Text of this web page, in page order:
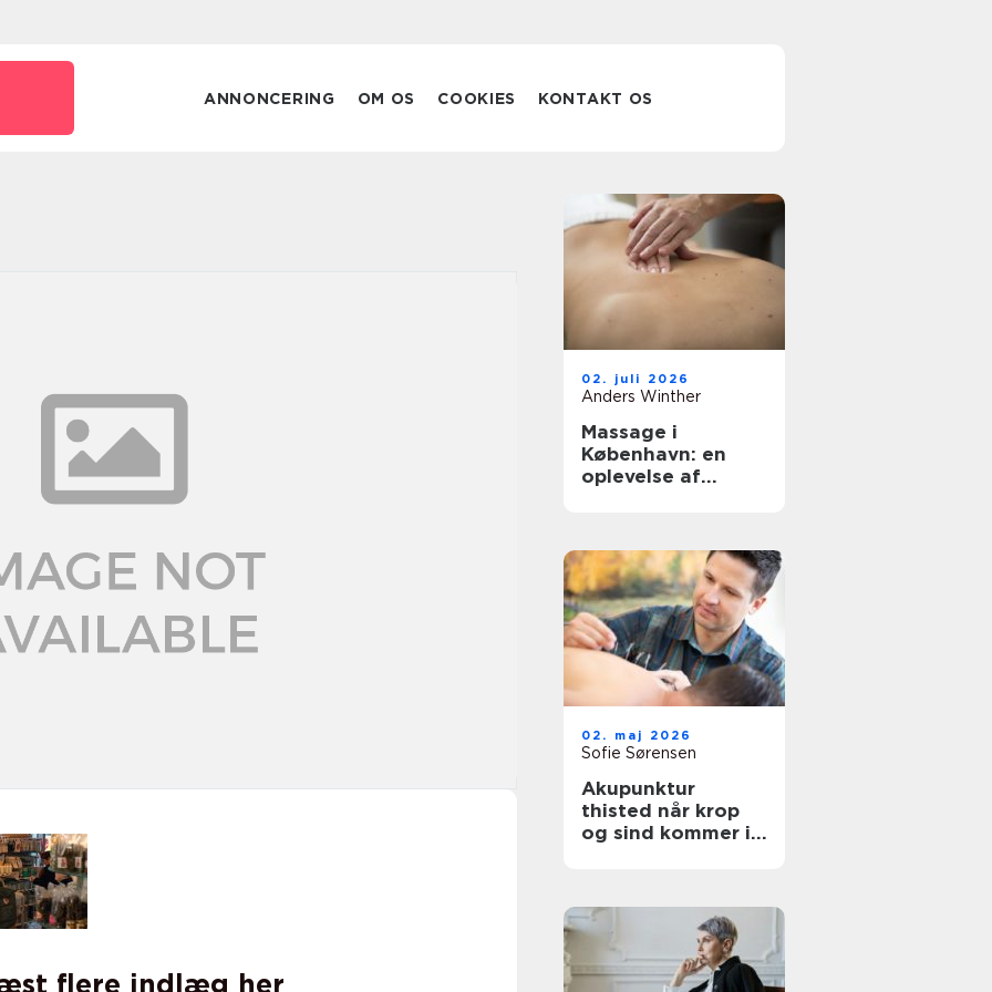
ANNONCERING OM OS COOKIES KONTAKT OS
flere indlæg her
02. juli 2026
Anders Winther
Massage i
København: en
oplevelse af
02. maj 2026
Sofie Sørensen
Akupunktur
thisted når krop
og sind kommer i